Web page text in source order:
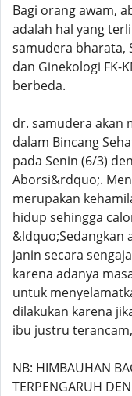
Bagi orang awam,
adalah hal yang
samudera bharata,
dan Ginekologi FK-
berbeda.
dr. samudera akan
dalam Bincang
pada Senin (6/3)
Aborsi&rdquo;.
merupakan
hidup sehingga
&ldquo;Sedangkan
janin secara
karena adanya
untuk
dilakukan karena
ibu justru
NB: HIMBAUHAN
TERPENGARUH